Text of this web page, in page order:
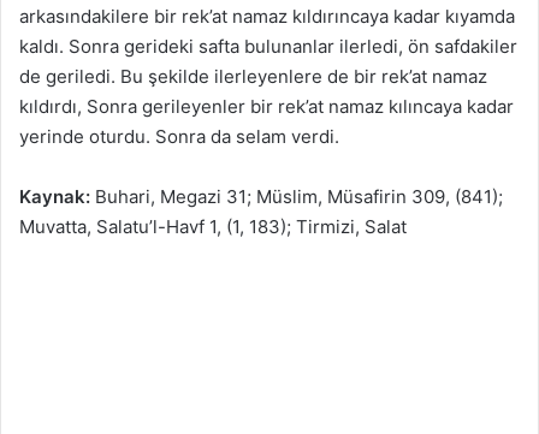
arkasındakilere bir rek’at namaz kıldırıncaya kadar kıyamda
kaldı. Sonra gerideki safta bulunanlar ilerledi, ön safdakiler
de geriledi. Bu şekilde ilerleyenlere de bir rek’at namaz
kıldırdı, Sonra gerileyenler bir rek’at namaz kılıncaya kadar
yerinde oturdu. Sonra da selam verdi.
Kaynak: Buhari, Megazi 31; Müslim, Müsafirin 309, (841);
Muvatta, Salatu’l-Havf 1, (1, 183); Tirmizi, Salat